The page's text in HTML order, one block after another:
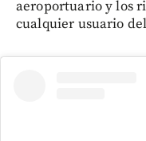
aeroportuario y los
cualquier usuario